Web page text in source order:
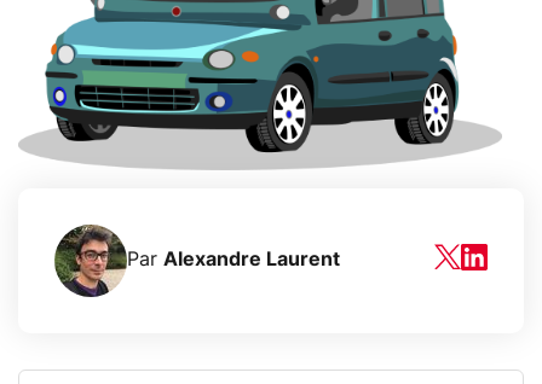
Par Alexandre Laurent